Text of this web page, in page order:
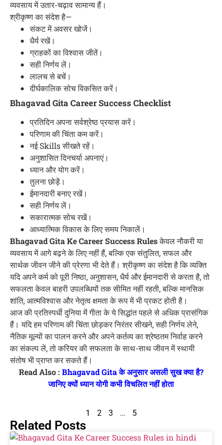
व्यवसाय में उतार-चढ़ाव सामान्य हैं।
श्रीकृष्ण का संदेश है—
संकट में अवसर खोजें।
धैर्य रखें।
ग्राहकों का विश्वास जीतें।
सही निर्णय लें।
लालच से बचें।
दीर्घकालिक सोच विकसित करें।
Bhagavad Gita Career Success Checklist
प्रतिदिन अपना सर्वश्रेष्ठ प्रयास करें।
परिणाम की चिंता कम करें।
नई Skills सीखते रहें।
अनुशासित दिनचर्या अपनाएं।
ध्यान और योग करें।
तुलना छोड़ें।
ईमानदारी बनाए रखें।
सही निर्णय लें।
सकारात्मक सोच रखें।
आध्यात्मिक विकास के लिए समय निकालें।
Bhagavad Gita Ke Career Success Rulesकेवल नौकरी या
व्यवसाय में आगे बढ़ने के लिए नहीं हैं, बल्कि एक संतुलित, सफल और
सार्थक जीवन जीने की प्रेरणा भी देते हैं। श्रीकृष्ण का संदेश है कि व्यक्ति
यदि अपने कर्म को पूरी निष्ठा, अनुशासन, धैर्य और ईमानदारी से करता है, तो
सफलता केवल बाहरी उपलब्धियों तक सीमित नहीं रहती, बल्कि मानसिक
शांति, आत्मविश्वास और नेतृत्व क्षमता के रूप में भी प्रकट होती है।
आज की प्रतिस्पर्धी दुनिया में गीता के ये सिद्धांत पहले से अधिक प्रासंगिक
हैं। यदि हम परिणाम की चिंता छोड़कर निरंतर सीखने, सही निर्णय लेने,
नैतिक मूल्यों का पालन करने और अपने कर्तव्य का श्रेष्ठतम निर्वाह करने
का संकल्प लें, तो करियर की सफलता के साथ-साथ जीवन में स्थायी
संतोष भी प्राप्त कर सकते हैं।
Read Also : Bhagavad Gita के अनुसार असली सुख क्या है?
जानिए क्यों ध्यान योगी कभी विचलित नहीं होता
1 2 3 … 5
Related Posts